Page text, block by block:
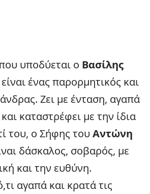
υποδύεται ο Βασίλης
ένας παρορμητικός και
Ζει με ένταση, αγαπά
καταστρέφει με την ίδια
του, ο Σήφης τουΑντώνη
δάσκαλος, σοβαρός, με
και την ευθύνη.
αγαπά και κρατά τις